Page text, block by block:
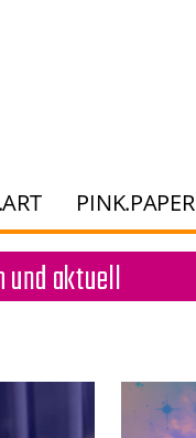
PINK.PAPER
aktuell